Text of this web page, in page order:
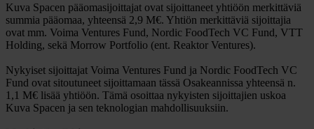
Kuva Spacen pääomasijoittajat ovat sijoittaneet yhtiöön merkittäviä
summia pääomaa, yhteensä 2,9 M€. Yhtiön merkittäviä sijoittajia
ovat mm. Voima Ventures Fund, Nordic FoodTech VC Fund, VTT
Holding, sekä Morrow Portfolio (ent. Reaktor Ventures).
Nykyiset sijoittajat Voima Ventures Fund ja Nordic FoodTech VC
Fund ovat sitoutuneet sijoittamaan tässä Osakeannissa yhteensä n.
1,1 M€ lisää yhtiöön. Tämä osoittaa nykyisten sijoittajien uskoa
Kuva Spacen ja sen teknologian mahdollisuuksiin.